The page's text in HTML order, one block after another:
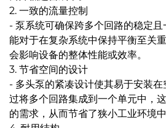
2. 一致的流量控制
- 泵系统可确保跨多个回路的稳定
能对于在复杂系统中保持平衡至关
会影响设备的整体性能或效率。
3. 节省空间的设计
- 多头泵的紧凑设计使其易于安装
过将多个回路集成到一个单元中，
的需求，从而节省了狭小工业环境中